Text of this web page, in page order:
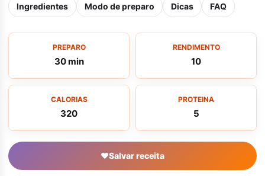
Ingredientes Modo de preparo Dicas FAQ
PREPARO
30 min
RENDIMENTO
10
CALORIAS
320
PROTEINA
5
♥Salvar receita